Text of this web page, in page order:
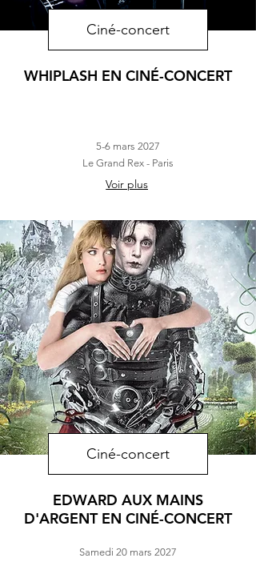
Ciné-concert
WHIPLASH EN CINÉ-CONCERT
5-6 mars 2027
Le Grand Rex - Paris
Voir plus
Ciné-concert
EDWARD AUX MAINS
D'ARGENT EN CINÉ-CONCERT
Samedi 20 mars 2027